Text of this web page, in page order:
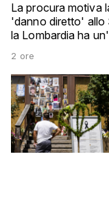
La procura motiva
'danno diretto' allo
la Lombardia ha
2 ore